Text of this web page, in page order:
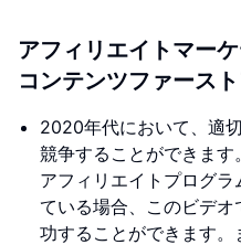
アフィリエイトマー
コンテンツファース
2020年代において、適
競争することができます
アフィリエイトプログ
ている場合、このビデ
功することができます